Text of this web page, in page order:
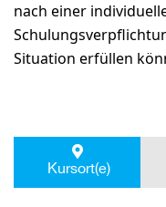
nach einer
Situation erfüllen
Kursort(e)